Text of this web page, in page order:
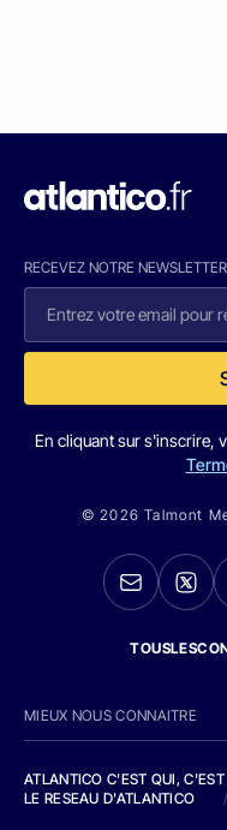
RECEVEZ NOTRE NEWSLETTER
En cliquant sur s'inscrire,
© 2026 Talmont
MIEUX NOUS CONNAITRE
ATLANTICO C'EST QUI,
LE RESEAU D'ATLANTICO
/